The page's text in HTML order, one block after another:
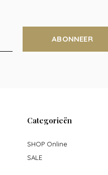
ABONNEER
Categorieën
SHOP Online
SALE